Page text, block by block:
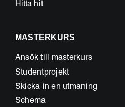
Hitta hit
MASTERKURS
Ansök till masterkurs
Studentprojekt
Skicka in en utmaning
Schema